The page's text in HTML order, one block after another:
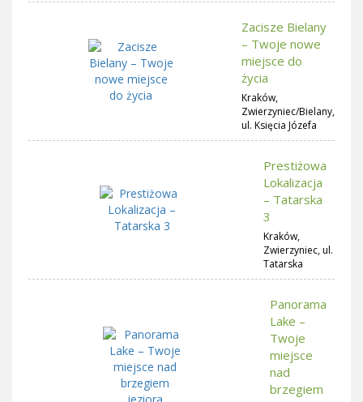
Zacisze Bielany
– Twoje nowe
miejsce do
życia
Kraków,
Zwierzyniec/Bielany,
ul. Księcia Józefa
Prestiżowa
Lokalizacja
– Tatarska
3
Kraków,
Zwierzyniec, ul.
Tatarska
Panorama
Lake –
Twoje
miejsce
nad
brzegiem